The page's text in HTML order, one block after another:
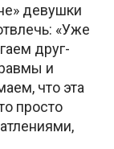
девушки
«Уже
друг-
и
что эта
просто